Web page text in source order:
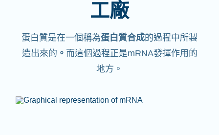
工廠
蛋白質是在一個稱為蛋白質合成的過程中所製
造出來的 。 而這個過程正是mRNA發揮作用的
地方。